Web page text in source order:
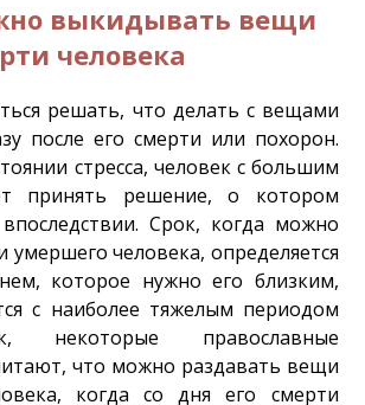
выкидывать вещи
человека
решать, что делать с вещами
после его смерти или похорон.
стресса, человек с большим
принять решение, о котором
Срок, когда можно
человека, определяется
которое нужно его близким,
с наиболее тяжелым периодом
некоторые православные
что можно раздавать вещи
когда со дня его смерти